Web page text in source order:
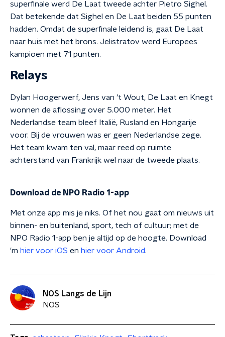
superfinale werd De Laat tweede achter Pietro Sighel.
Dat betekende dat Sighel en De Laat beiden 55 punten
hadden. Omdat de superfinale leidend is, gaat De Laat
naar huis met het brons. Jelistratov werd Europees
kampioen met 71 punten.
Relays
Dylan Hoogerwerf, Jens van 't Wout, De Laat en Knegt
wonnen de aflossing over 5.000 meter. Het
Nederlandse team bleef Italië, Rusland en Hongarije
voor. Bij de vrouwen was er geen Nederlandse zege.
Het team kwam ten val, maar reed op ruimte
achterstand van Frankrijk wel naar de tweede plaats.
Download de NPO Radio 1-app
Met onze app mis je niks. Of het nou gaat om nieuws uit
binnen- en buitenland, sport, tech of cultuur; met de
NPO Radio 1-app ben je altijd op de hoogte. Download
'm hier voor iOS en hier voor Android.
NOS Langs de Lijn
NOS